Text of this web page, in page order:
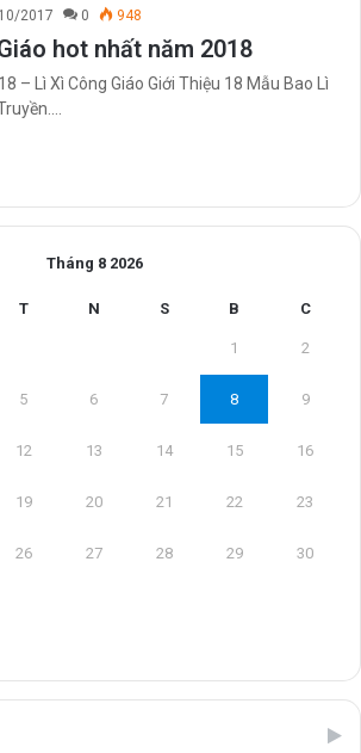
2017 0 948
hot nhất năm 2018
– Lì Xì Công Giáo Giới Thiệu 18 Mẫu Bao Lì
Tháng 8 2026
T N S B C
1 2
5 6 7 8 9
12 13 14 15 16
19 20 21 22 23
26 27 28 29 30